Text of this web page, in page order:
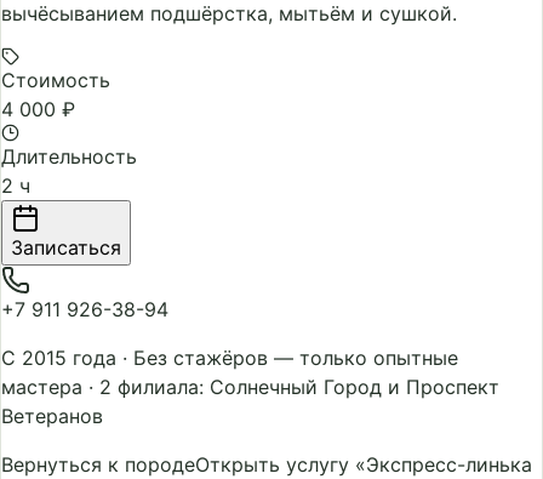
вычёсыванием подшёрстка, мытьём и сушкой.
Стоимость
4 000 ₽
Длительность
2 ч
Записаться
+7 911 926-38-94
С 2015 года · Без стажёров — только опытные
мастера · 2 филиала: Солнечный Город и Проспект
Ветеранов
Вернуться к породеОткрыть услугу «Экспресс-линька